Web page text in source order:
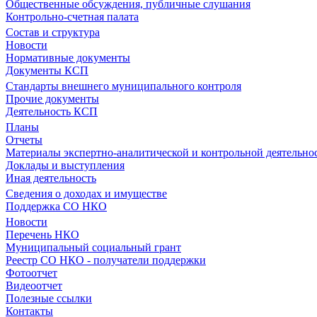
Общественные обсуждения, публичные слушания
Контрольно-счетная палата
Состав и структура
Новости
Нормативные документы
Документы КСП
Стандарты внешнего муниципального контроля
Прочие документы
Деятельность КСП
Планы
Отчеты
Материалы экспертно-аналитической и контрольной
Доклады и выступления
Иная деятельность
Сведения о доходах и имуществе
Поддержка СО НКО
Новости
Перечень НКО
Муниципальный социальный грант
Реестр СО НКО - получатели поддержки
Фотоотчет
Видеоотчет
Полезные ссылки
Контакты